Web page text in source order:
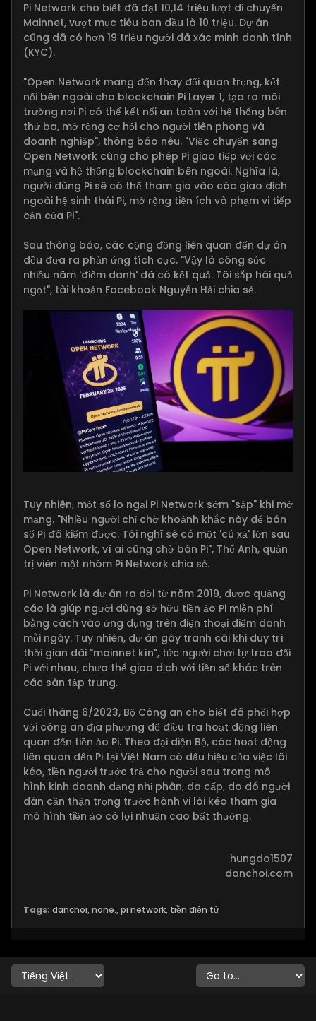
Pi Network cho biết đã đạt 10,14 triệu lượt di chuyển
Mainnet, vượt mục tiêu ban đầu là 10 triệu. Dự án
cũng đã có hơn 19 triệu người đã xác minh danh tính
(KYC).
"Open Network mang đến thay đổi quan trọng, kết
nối bên ngoài cho blockchain Pi Layer 1, tạo ra môi
trường nơi Pi có thể kết nối an toàn với hệ thống bên
thứ ba, mở rộng cơ hội cho người tiên phong và
doanh nghiệp", thông báo nêu. "Việc chuyển sang
Open Network cũng cho phép Pi giao tiếp với các
mạng và hệ thống blockchain bên ngoài. Nghĩa là,
người dùng Pi sẽ có thể tham gia vào các giao dịch
ngoài hệ sinh thái Pi, mở rộng tiện ích và phạm vi tiếp
cận của Pi".
Sau thông báo, các cộng đồng liên quan đến dự án
đều đưa ra phản ứng tích cực. "Vậy là công sức
nhiều năm 'điểm danh' đã có kết quả. Tôi sắp hái quả
ngọt", tài khoản Facebook Nguyễn Hải chia sẻ.
Tuy nhiên, một số lo ngại Pi Network sớm "sập" khi mở
mạng. "Nhiều người chỉ chờ khoảnh khắc này để bán
số Pi đã kiếm được. Tôi nghĩ sẽ có một 'cú xả' lớn sau
Open Network, vì ai cũng chờ bán Pi", Thế Anh, quản
trị viên một nhóm Pi Network chia sẻ.
Pi Network là dự án ra đời từ năm 2019, được quảng
cáo là giúp người dùng sở hữu tiền ảo Pi miễn phí
bằng cách vào ứng dụng trên điện thoại điểm danh
mỗi ngày. Tuy nhiên, dự án gây tranh cãi khi duy trì
thời gian dài "mainnet kín", tức người chơi tự trao đổi
Pi với nhau, chưa thể giao dịch với tiền số khác trên
các sàn tập trung.
Cuối tháng 6/2023, Bộ Công an cho biết đã phối hợp
với công an địa phương để điều tra hoạt động liên
quan đến tiền ảo Pi. Theo đại diện Bộ, các hoạt động
liên quan đến Pi tại Việt Nam có dấu hiệu của việc lôi
kéo, tiền người trước trả cho người sau trong mô
hình kinh doanh dạng nhị phân, đa cấp, do đó người
dân cần thận trọng trước hành vi lôi kéo tham gia
mô hình tiền ảo có lợi nhuận cao bất thường.
hungdo1507
danchoi.com
Tags: danchoi, none., pi network, tiền điện tử